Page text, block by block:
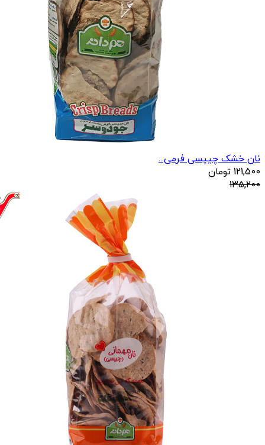
نان خشک چیپسی فرمی...
121,500 تومان
135,200